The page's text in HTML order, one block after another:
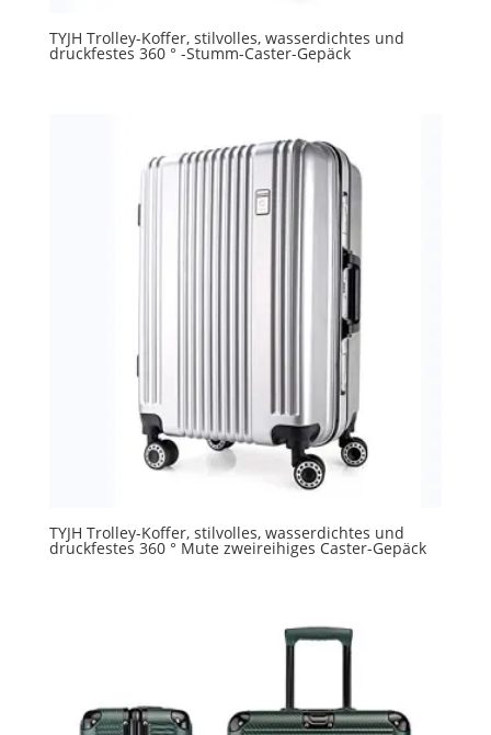
TYJH Trolley-Koffer, stilvolles, wasserdichtes und
druckfestes 360 ° -Stumm-Caster-Gepäck
TYJH Trolley-Koffer, stilvolles, wasserdichtes und
druckfestes 360 ° Mute zweireihiges Caster-Gepäck